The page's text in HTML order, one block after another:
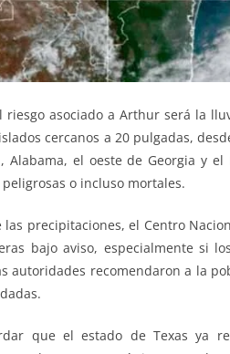
riesgo asociado a Arthur será la
cercanos a 20 pulgadas,
Alabama, el oeste de Georgia y
o incluso mortales.
las precipitaciones, el Centro
bajo aviso, especialmente si
autoridades recomendaron a la
que el estado de Texas ya